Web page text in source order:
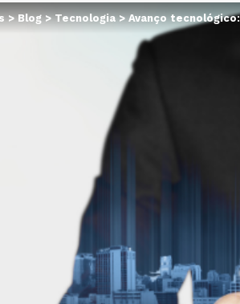
>Blog>Tecnologia>Avanço